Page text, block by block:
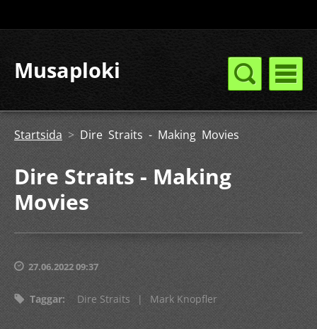
Musaploki
Startsida > Dire Straits - Making Movies
Dire Straits - Making
Movies
27.06.2022 09:37
Taggar: Dire Straits | Mark Knopfler